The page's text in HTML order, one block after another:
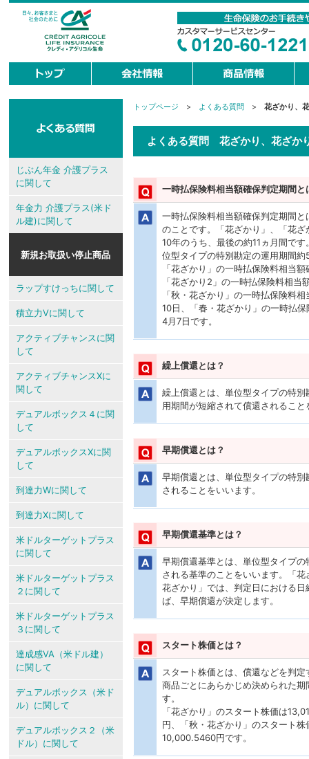
現
トップページ > よくある質問> 花ざかり、
よくある質問 花ざかり、花ざか
一時払保険料相当額確保判定期間と
一時払保険料相当額確保判定期間
のことです。「花ざかり」、「花
10年のうち、最後の約11ヵ月間で
位型タイプの特別勘定の運用期間
「花ざかり」の一時払保険料相当
「花ざかり2」の一時払保険料相
「秋・花ざかり」の一時払保険料
10日、「春・花ざかり」の一時払
4月7日です。
繰上償還とは？
繰上償還とは、単位型タイプの特
用期間が短縮されて償還されること
早期償還とは？
早期償還とは、単位型タイプの特
されることをいいます。
早期償還基準とは？
早期償還基準とは、単位型タイプ
される基準のことをいいます。「
花ざかり」では、判定日における
ば、早期償還が決定します。
スタート株価とは？
スタート株価とは、償還などを判
商品ごとにあらかじめ決められた
す。
「花ざかり」のスタート株価は
円、「秋・花ざかり」のスタート
10,000.5460円です。
じぶん年金 介護プラス
に関して
年金力 介護プラス(米ド
ル建)に関して
新規お取扱い停止商品
ラップすけっちに関して
積立力Vに関して
アクティブチャンスに関
して
アクティブチャンスXに
関して
デュアルボックス４に関
して
デュアルボックスXに関
して
到達力Wに関して
到達力Xに関して
米ドルターゲットプラス
に関して
米ドルターゲットプラス
２に関して
米ドルターゲットプラス
３に関して
達成感VA（米ドル建）
に関して
デュアルボックス（米ド
ル）に関して
デュアルボックス２（米
ドル）に関して